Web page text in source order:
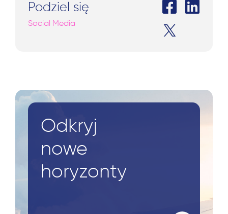
Podziel się
Social Media
Odkryj
nowe
horyzonty